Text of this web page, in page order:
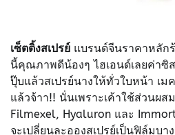
เซ็ตติ้งสเปรย์ แบรนด์จีนราคาหลัก
นี้คุณภาพดีน้องๆ ไฮเอนด์เลยค่าซิ
ปุ๊บแล้วสเปรย์นางให้ทั่วใบหน้า เ
แล้วจ้าา!! นั่นเพราะเค้าใช้ส่วนผ
Filmexel, Hyaluron และ
จะเปลี่ยนละอองสเปรย์เป็นฟิล์มบา